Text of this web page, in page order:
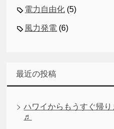
電力自由化 (5)
風力発電 (6)
最近の投稿
ハワイからもうすぐ帰
♬